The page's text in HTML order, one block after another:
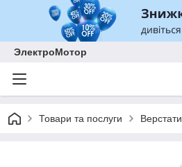
ЭлектроМотор
Товари та послуги Верстати